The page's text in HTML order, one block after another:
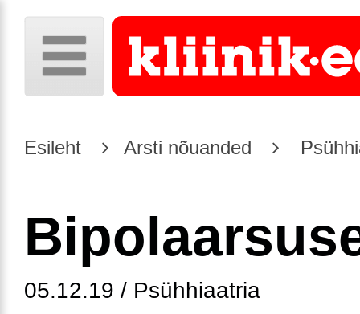
Esileht Arsti nõuanded
05.12.19 / Psühhiaatria